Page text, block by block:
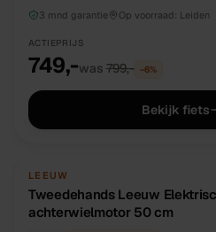
3 mnd garantie
Op voorraad: Leiden
ACTIEPRIJS
749,-was 799,- −6%
Bekijk fiets
TWEEDEHANDS
LEEUW
Tweedehands Leeuw
achterwielmotor 50 cm